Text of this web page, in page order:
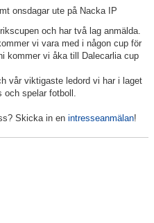
onsdagar ute på Nacka IP
och har två lag anmälda.
vi vara med i någon cup för
kommer vi åka till Dalecarlia cup
vår viktigaste ledord vi har i laget
och spelar fotboll.
Skicka in en intresseanmälan!